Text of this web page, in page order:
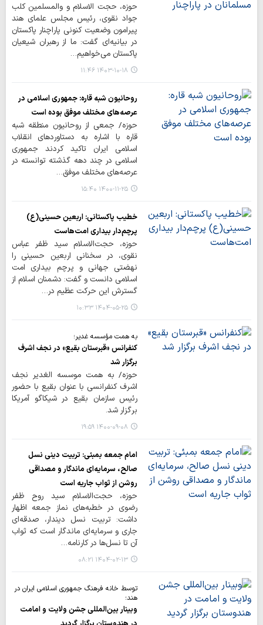
حوزه، حجت الاسلام و والمسلمین کلب
جواد نقوی، رئیس مجلس علمای هند
پیرامون وضعیت کنونی پاراچنار پاکستان
در بیانیه‌ای گفت: ما از رهبران شیعیان
پاکستان می‌خواهیم…
۱۴۰۳-۱۰-۱۸ ۱۱:۴۶
روحانیون شبه قاره: جمهوری اسلامی در
عرصه‌های مختلف موفق بوده است
حوزه/ جمعی از روحانیون منطقه شبه
قاره با اشاره به دستاوردهای انقلاب
اسلامی ایران تاکید کردند جمهوری
اسلامی در چند دهه گذشته توانسته در
عرصه‌های مختلف موفق…
۱۴۰۰-۱۱-۲۵ ۱۵:۴۰
خطیب پاکستانی: اربعین حسینی(ع)
پرچم‌دار بیداری امت‌هاست
حوزه، حجت‌الاسلام سید ظفر عباس
نقوی، در سخنانی اربعین حسینی را
نهضتی جهانی و پرچم بیداری امت
اسلامی دانست و گفت: دشمنان اسلام از
گسترش این حرکت عظیم در…
۱۴۰۴-۰۵-۲۵ ۱۰:۳۳
به همت مؤسسه غدیر؛
کنفرانس «قبرستان بقیع» در نجف اشرف
برگزار شد
حوزه/ به همت موسسه الغدیر نجف
اشرف کنفرانسی با عنوان بقیع با حضور
رئیس سازمان بقیع در شیکاگو آمریکا
برگزار شد.
۱۴۰۰-۰۹-۰۸ ۱۹:۵۹
امام جمعه بمبئی: تربیت دینی نسل
صالح، سرمایه‌ای ماندگار و مصداقی
روشن از ثواب جاریه است
حوزه، حجت‌الاسلام سید روح ظفر
رضوی در خطبه‌های نماز جمعه اظهار
داشت: تربیت نسل دیندار، صدقه‌ای
جاری و سرمایه‌ای ماندگار است که ثواب
آن تا نسل‌ها در کارنامه…
۱۴۰۴-۰۲-۱۳ ۰۸:۲۱
توسط خانه فرهنگ جمهوری اسلامی ایران در
هند؛
وبینار بین‌المللی جشن ولایت و امامت